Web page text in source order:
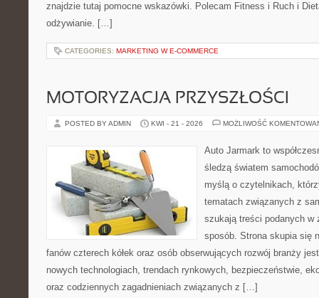
znajdzie tutaj pomocne wskazówki. Polecam Fitness i Ruch i
odżywianie. […]
CATEGORIES: MARKETING W E-COMMERCE
MOTORYZACJA PRZYSZŁOŚCI
POSTED BY ADMIN KWI - 21 - 2026 MOŻLIWOŚĆ
Auto Jarmark to
śledzą światem
myślą o czytelnikach,
tematach związanych z
szukają treści podanych w
sposób. Strona skupia się
fanów czterech kółek oraz osób obserwujących rozwój branży
nowych technologiach, trendach rynkowych, bezpieczeństwie,
oraz codziennych zagadnieniach związanych z […]